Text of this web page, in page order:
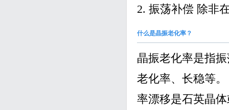
2. 振荡补偿 除非
什么是晶振老化率？
晶振老化率是指
老化率、长稳等
率漂移是石英晶